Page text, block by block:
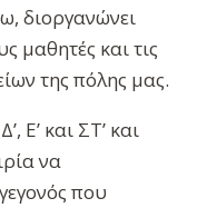
διοργανώνει
μαθητές και τις
της πόλης μας.
Ε’ και ΣΤ’ και
να
που